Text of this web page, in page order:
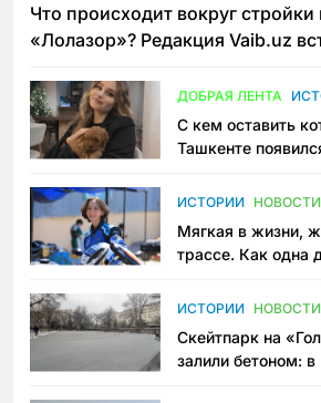
Что происходит вокруг стройки
«Лолазор»? Редакция Vaib.uz
ДОБРАЯ ЛЕНТА
С кем оставить
Ташкенте
ИСТОРИИ
Мягкая в жизни,
трассе. Как одна
Узбекистане
ИСТОРИИ
Скейтпарк на
залили бетоном: